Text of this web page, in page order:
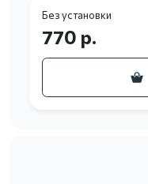
Без установки
770 р.